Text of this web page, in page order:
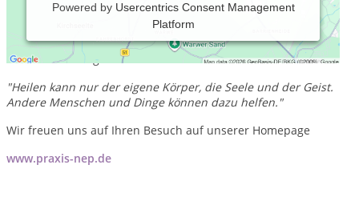
Powered by Usercentrics Consent Management
Platform
Unser Behandlungskonzept in Naturheilkunde, Entspannung
und Psychotherapie
findet sich in folgendem Zitat wieder:
"Heilen kann nur der eigene Körper, die Seele und der Geist.
Andere Menschen und Dinge können dazu helfen."
Wir freuen uns auf Ihren Besuch auf unserer Homepage
www.praxis-nep.de